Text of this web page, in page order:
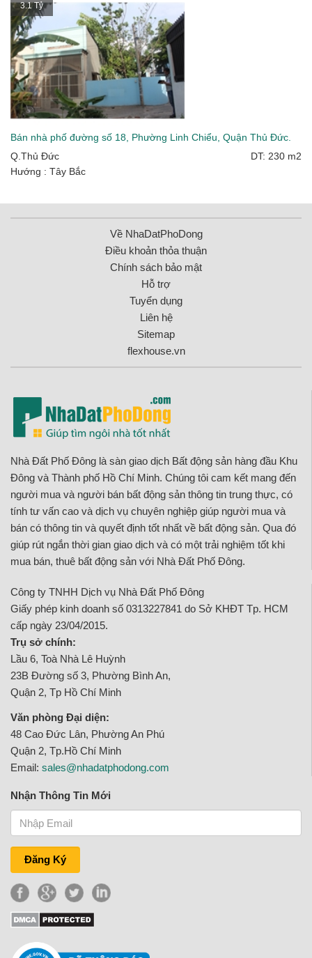
3.1 Tỷ
Bán nhà phố đường số 18, Phường Linh Chiểu, Quận Thủ Đức.
Q.Thủ Đức
DT: 230 m2
Hướng : Tây Bắc
Về NhaDatPhoDong
Điều khoản thỏa thuận
Chính sách bảo mật
Hỗ trợ
Tuyển dụng
Liên hệ
Sitemap
flexhouse.vn
Nhà Đất Phố Đông là sàn giao dịch Bất động sản hàng đầu Khu
Đông và Thành phố Hồ Chí Minh. Chúng tôi cam kết mang đến
người mua và người bán bất động sản thông tin trung thực, có
tính tư vấn cao và dịch vụ chuyên nghiệp giúp người mua và
bán có thông tin và quyết định tốt nhất về bất động sản. Qua đó
giúp rút ngắn thời gian giao dịch và có một trải nghiệm tốt khi
mua bán, thuê bất động sản với Nhà Đất Phố Đông.
Công ty TNHH Dịch vụ Nhà Đất Phố Đông
Giấy phép kinh doanh số 0313227841 do Sở KHĐT Tp. HCM
cấp ngày 23/04/2015.
Trụ sở chính:
Lầu 6, Toà Nhà Lê Huỳnh
23B Đường số 3, Phường Bình An,
Quận 2, Tp Hồ Chí Minh
Văn phòng Đại diện:
48 Cao Đức Lân, Phường An Phú
Quận 2, Tp.Hồ Chí Minh
Email: sales@nhadatphodong.com
Nhận Thông Tin Mới
Đăng Ký